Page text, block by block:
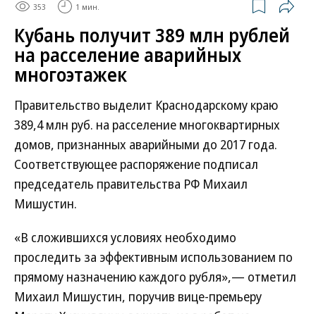
353 1 мин.
Кубань получит 389 млн рублей
на расселение аварийных
многоэтажек
Правительство выделит Краснодарскому краю
389,4 млн руб. на расселение многоквартирных
домов, признанных аварийными до 2017 года.
Соответствующее распоряжение подписал
председатель правительства РФ Михаил
Мишустин.
«В сложившихся условиях необходимо
проследить за эффективным использованием по
прямому назначению каждого рубля»,— отметил
Михаил Мишустин, поручив вице-премьеру